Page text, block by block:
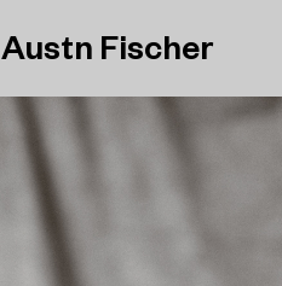
Austn Fischer